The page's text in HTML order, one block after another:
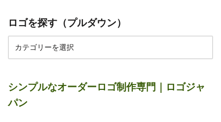
ロゴを探す（プルダウン）
シンプルなオーダーロゴ制作専門｜ロゴジャ
パン